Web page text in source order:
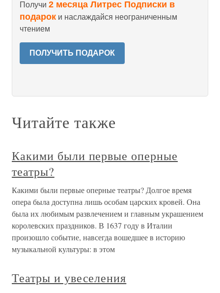
Получи 2 месяца Литрес Подписки в
подарок и наслаждайся неограниченным
чтением
ПОЛУЧИТЬ ПОДАРОК
Читайте также
Какими были первые оперные
театры?
Какими были первые оперные театры? Долгое время
опера была доступна лишь особам царских кровей. Она
была их любимым развлечением и главным украшением
королевских праздников. В 1637 году в Италии
произошло событие, навсегда вошедшее в историю
музыкальной культуры: в этом
Театры и увеселения